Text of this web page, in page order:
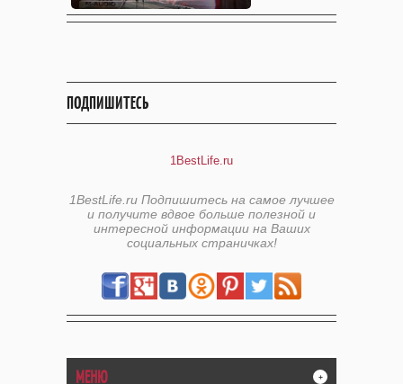
ПОДПИШИТЕСЬ
1BestLife.ru
1BestLife.ru Подпишитесь на самое лучшее
и получите вдвое больше полезной и
интересной информации на Ваших
социальных страничках!
МЕНЮ +